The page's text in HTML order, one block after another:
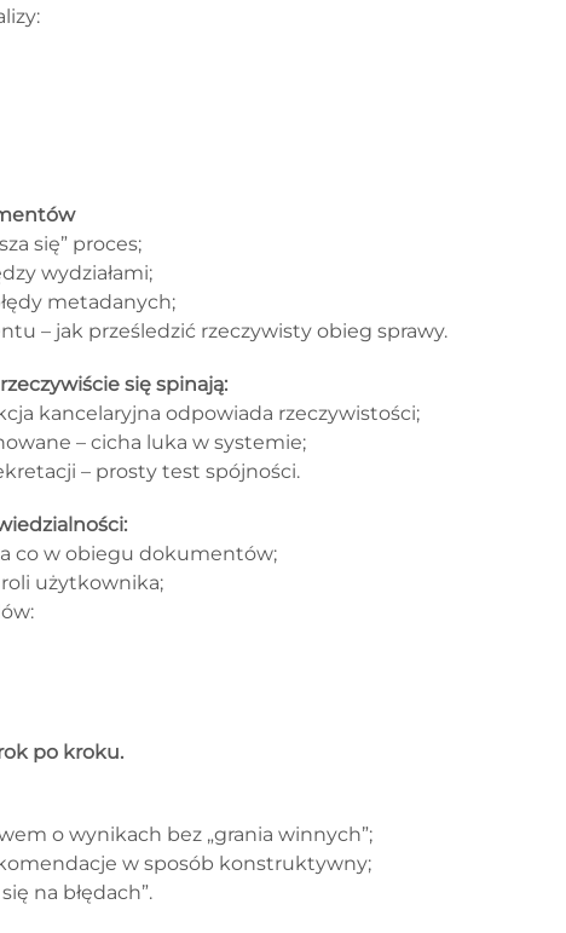
się” proces;
wydziałami;
metadanych;
– jak prześledzić rzeczywisty obieg sprawy.
się spinają:
kancelaryjna odpowiada rzeczywistości;
– cicha luka w systemie;
– prosty test spójności.
co w obiegu dokumentów;
użytkownika;
po kroku.
o wynikach bez „grania winnych”;
w sposób konstruktywny;
na błędach”.